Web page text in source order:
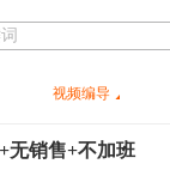
视频编导
无销售+不加班